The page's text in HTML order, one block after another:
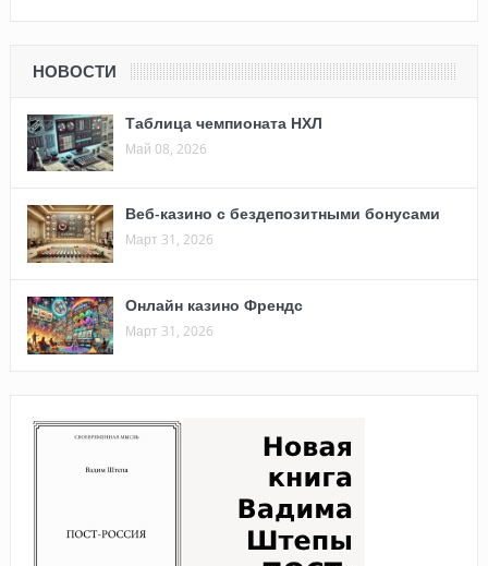
НОВОСТИ
Таблица чемпионата НХЛ
Май 08, 2026
Веб-казино с бездепозитными бонусами
Март 31, 2026
Онлайн казино Френдс
Март 31, 2026